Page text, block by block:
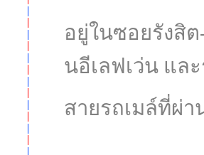
อยู่ในซอยรังสิ
นอีเลฟเว่น แล
สายรถเมล์ที่ผ่า